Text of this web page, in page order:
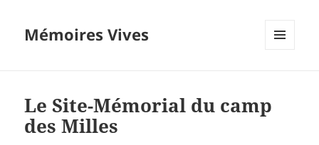
Mémoires Vives
Le Site-Mémorial du camp
des Milles